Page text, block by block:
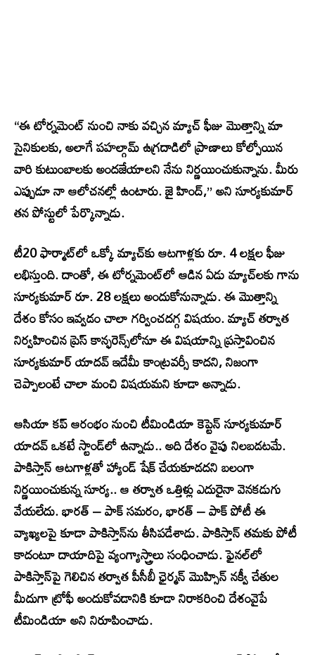
“ఈ టోర్నమెంట్ నుంచి నాకు వచ్చిన మ్యాచ్ ఫీజు మొత్తాన్ని మా
సైనికులకు, అలాగే పహల్గామ్ ఉగ్రదాడిలో ప్రాణాలు కోల్పోయిన
వారి కుటుంబాలకు అందజేయాలని నేను నిర్ణయించుకున్నాను. మీరు
ఎప్పుడూ నా ఆలోచనల్లో ఉంటారు. జై హింద్,” అని సూర్యకుమార్
తన పోస్టులో పేర్కొన్నాడు.
టీ20 ఫార్మాట్‌లో ఒక్కో మ్యాచ్‌కు ఆటగాళ్లకు రూ. 4 లక్షల ఫీజు
లభిస్తుంది. దాంతో, ఈ టోర్నమెంట్‌లో ఆడిన ఏడు మ్యాచ్‌లకు గాను
సూర్యకుమార్ రూ. 28 లక్షలు అందుకోనున్నాడు. ఈ మొత్తాన్ని
దేశం కోసం ఇవ్వడం చాలా గర్వించదగ్గ విషయం. మ్యాచ్ తర్వాత
నిర్వహించిన ప్రెస్ కాన్ఫరెన్స్‌లోనూ ఈ విషయాన్ని ప్రస్తావించిన
సూర్యకుమార్ యాదవ్ ఇదేమీ కాంట్రవర్సీ కాదని, నిజంగా
చెప్పాలంటే చాలా మంచి విషయమని కూడా అన్నాడు.
ఆసియా కప్ ఆరంభం నుంచి టీమిండియా కెప్టెన్ సూర్యకుమార్
యాదవ్ ఒకటే స్టాండ్‌లో ఉన్నాడు.. అది దేశం వైపు నిలబడటమే.
పాకిస్తాన్ ఆటగాళ్లతో హ్యాండ్ షేక్ చేయకూడదని బలంగా
నిర్ణయించుకున్న సూర్య.. ఆ తర్వాత ఒత్తిళ్లు ఎదురైనా వెనకడుగు
వేయలేదు. భారత్ – పాక్ సమరం, భారత్ – పాక్ పోటీ ఈ
వ్యాఖ్యలపై కూడా పాకిస్తాన్‌ను తీసిపడేశాడు. పాకిస్తాన్ తమకు పోటీ
కాదంటూ దాయాదిపై వ్యంగ్యాస్త్రాలు సంధించాడు. ఫైనల్‌లో
పాకిస్తాన్‌పై గెలిచిన తర్వాత పీసీబీ ఛైర్మన్ మొహ్సిన్ నక్వీ చేతుల
మీదుగా ట్రోఫీ అందుకోవడానికి కూడా నిరాకరించి దేశంవైపే
టీమిండియా అని నిరూపించాడు.